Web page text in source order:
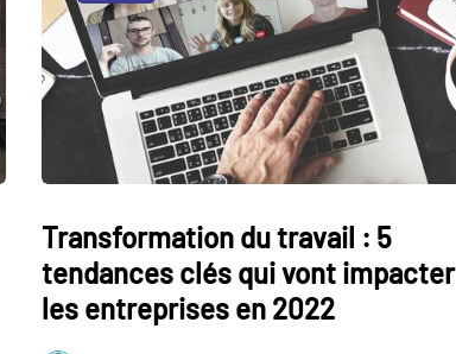
Transformation du travail : 5
tendances clés qui vont impacter
les entreprises en 2022